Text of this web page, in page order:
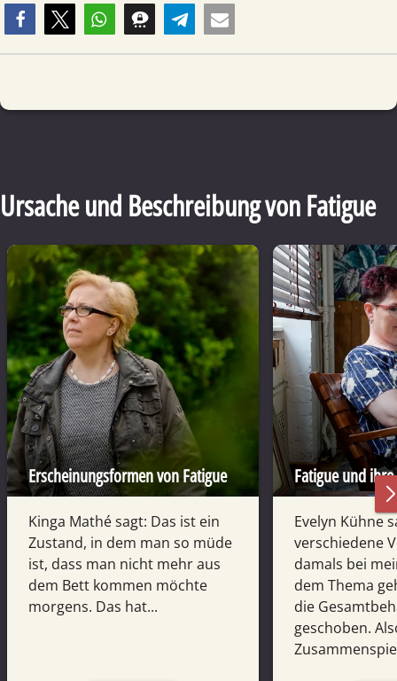
Ursache und Beschreibung von Fatigue
Erscheinungsformen von Fatigue
Kinga Mathé sagt: Das ist ein
Zustand, in dem man so müde
ist, dass man nicht mehr aus
dem Bett kommen möchte
morgens. Das hat...
Fatigue und
Evelyn Kühne
verschiedene
damals bei
dem Thema
die
geschoben.